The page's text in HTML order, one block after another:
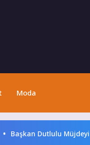
Moda
Dutlulu Müjdeyi